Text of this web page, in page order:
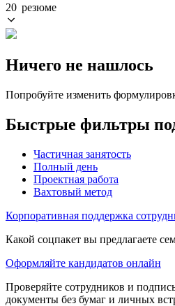
20 резюме
Ничего не нашлось
Попробуйте изменить
Быстрые фильтры
Частичная занятость
Полный день
Проектная работа
Вахтовый метод
Корпоративная поддержка
Какой соцпакет вы предлагаете
Оформляйте кандидатов онлайн
Проверяйте сотрудников и
документы без бумаг и личных